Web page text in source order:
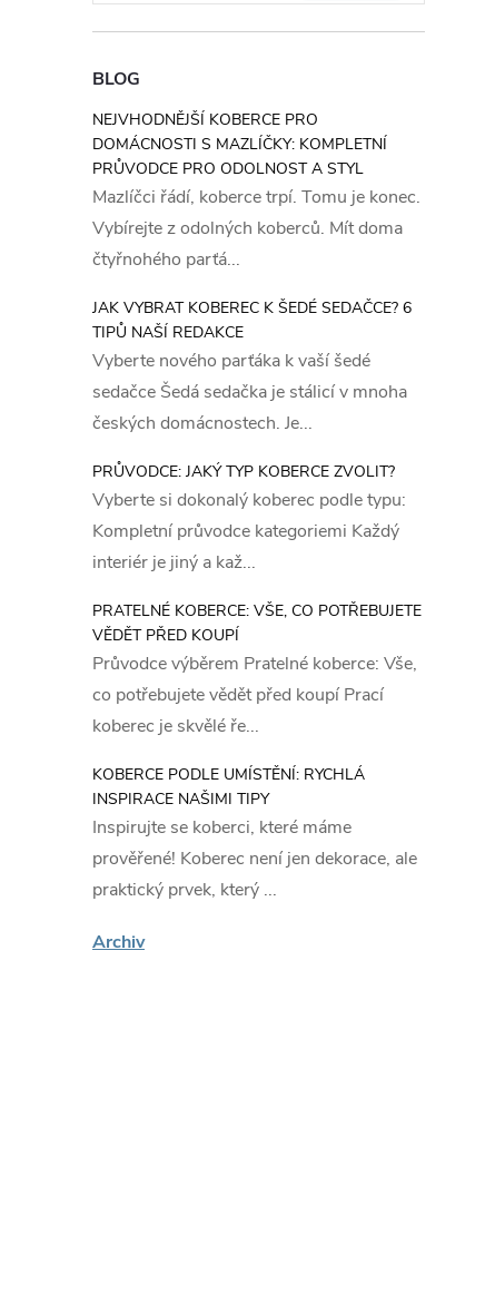
BLOG
NEJVHODNĚJŠÍ KOBERCE PRO
DOMÁCNOSTI S MAZLÍČKY: KOMPLETNÍ
PRŮVODCE PRO ODOLNOST A STYL
Mazlíčci řádí, koberce trpí. Tomu je konec.
Vybírejte z odolných koberců. Mít doma
čtyřnohého parťá...
JAK VYBRAT KOBEREC K ŠEDÉ SEDAČCE? 6
TIPŮ NAŠÍ REDAKCE
Vyberte nového parťáka k vaší šedé
sedačce Šedá sedačka je stálicí v mnoha
českých domácnostech. Je...
PRŮVODCE: JAKÝ TYP KOBERCE ZVOLIT?
Vyberte si dokonalý koberec podle typu:
Kompletní průvodce kategoriemi Každý
interiér je jiný a kaž...
PRATELNÉ KOBERCE: VŠE, CO POTŘEBUJETE
VĚDĚT PŘED KOUPÍ
Průvodce výběrem Pratelné koberce: Vše,
co potřebujete vědět před koupí Prací
koberec je skvělé ře...
KOBERCE PODLE UMÍSTĚNÍ: RYCHLÁ
INSPIRACE NAŠIMI TIPY
Inspirujte se koberci, které máme
prověřené! Koberec není jen dekorace, ale
praktický prvek, který ...
Archiv